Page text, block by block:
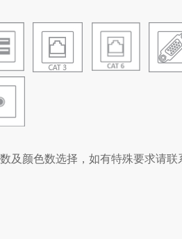
及颜色数选择，如有特殊要求请联